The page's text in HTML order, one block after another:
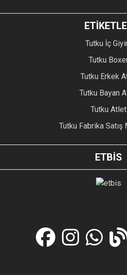
Tutku İç
Tutku
Tutku Erkek
Tutku Bayan
Tutku Atlet
Tutku Fabrika Satış
ETBİS